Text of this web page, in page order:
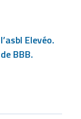
Elevéo.
BBB.